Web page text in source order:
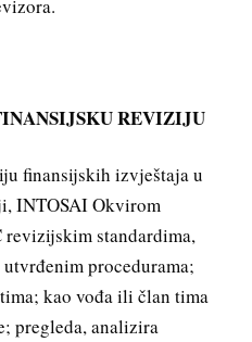
REVIZIJU
finansijskih izvještaja u
INTOSAI Okvirom
standardima,
procedurama;
kao vođa ili član tima
pregleda, analizira